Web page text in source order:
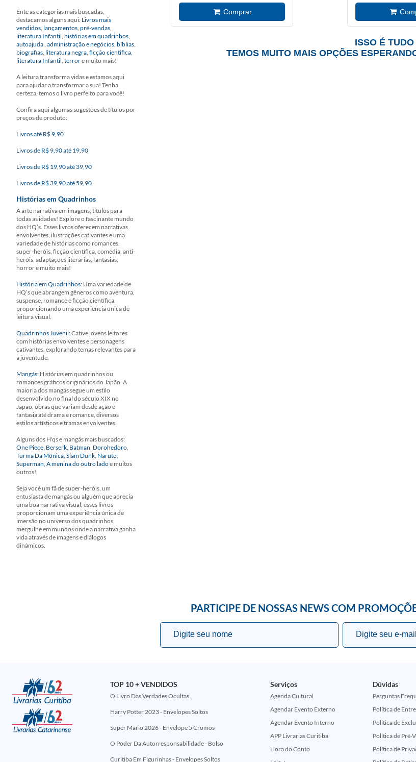
Ente as categorias mais buscadas,
destacamos alguns aqui: Livros mais
vendidos, lançamentos, pré-vendas,
literatura Infantil, histórias em quadrinhos,
autoajuda, administração e negócios, bíblias,
biografias, literatura negra, ficção cientifica,
literatura Infantil, terrore muito mais!
A leitura transforma vidas e estamos aqui
para ajudar a transformar a sua! Tenha
certeza, temos o livro perfeito para você!
Confira aqui algumas sugestões de títulos por
preços de produto:
Livros até R$ 9,90
Livros de R$ 9,90 até 19,90
Livros de R$ 19,90 até 39,90
Livros de R$ 39,90 até 59,90
Histórias em Quadrinhos
A arte narrativa em imagens, títulos para
todas as idades! Explore o fascinante mundo
dos HQ’s. Esses livros oferecem narrativas
envolventes, ilustrações cativantes e uma
variedade de histórias como romances,
super-heróis, ficção científica, comédia, anti-
heróis, adaptações literárias, fantasias,
horror e muito mais!
História em Quadrinhos: Uma variedade de
HQ’s que abrangem gêneros como aventura,
suspense, romance e ficção científica,
proporcionando uma experiência única de
leitura visual.
Quadrinhos Juvenil:Cative jovens leitores
com histórias envolventes e personagens
cativantes, explorando temas relevantes para
a juventude.
Mangás: Histórias em quadrinhos ou
romances gráficos originários do Japão. A
maioria dos mangás segue um estilo
desenvolvido no final do século XIX no
Japão, obras que variam desde ação e
fantasia até drama e romance, diversos
estilos artísticos e tramas envolventes.
Alguns dos H'qs e mangás mais buscados:
One Piece, Berserk, Batman, Dorohedoro,
Turma Da Mônica, Slam Dunk, Naruto,
Superman, A menina do outro ladoe muitos
outros!
Seja você um fã de super-heróis, um
entusiasta de mangás ou alguém que aprecia
uma boa narrativa visual, esses livros
proporcionam uma experiência única de
imersão no universo dos quadrinhos,
mergulhe em mundos onde a narrativa ganha
vida através de imagens e diálogos
dinâmicos.
ISSO É
TEMOS MUITO MAIS OPÇÕES
PARTICIPE DE NOSSAS NEWS COM
TOP 10 + VENDIDOS
O Livro Das Verdades Ocultas
Harry Potter 2023 - Envelopes Soltos
Super Mario 2026 - Envelope 5 Cromos
O Poder Da Autorresponsabilidade - Bolso
Curitiba Em Figurinhas - Envelopes Soltos
Serviços
Agenda Cultural
Agendar Evento Externo
Agendar Evento Interno
APP Livrarias Curitiba
Hora do Conto
Dúvidas
Perguntas
Política de
Política de
Política de Pré-
Política de